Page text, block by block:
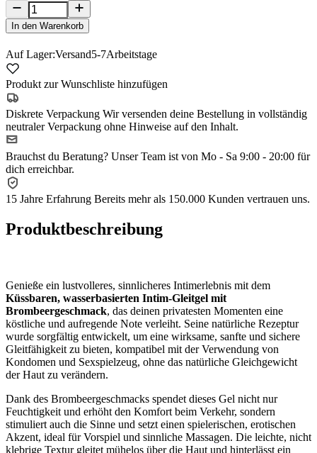
In den Warenkorb
Auf Lager:Versand5-7Arbeitstage
Produkt zur Wunschliste hinzufügen
Diskrete Verpackung Wir versenden deine Bestellung in vollständig
neutraler Verpackung ohne Hinweise auf den Inhalt.
Brauchst du Beratung? Unser Team ist von Mo - Sa 9:00 - 20:00 für
dich erreichbar.
15 Jahre Erfahrung Bereits mehr als 150.000 Kunden vertrauen uns.
Produktbeschreibung
Genieße ein lustvolleres, sinnlicheres Intimerlebnis mit dem
Küssbaren, wasserbasierten Intim-Gleitgel mit
Brombeergeschmack, das deinen privatesten Momenten eine
köstliche und aufregende Note verleiht. Seine natürliche Rezeptur
wurde sorgfältig entwickelt, um eine wirksame, sanfte und sichere
Gleitfähigkeit zu bieten, kompatibel mit der Verwendung von
Kondomen und Sexspielzeug, ohne das natürliche Gleichgewicht
der Haut zu verändern.
Dank des Brombeergeschmacks spendet dieses Gel nicht nur
Feuchtigkeit und erhöht den Komfort beim Verkehr, sondern
stimuliert auch die Sinne und setzt einen spielerischen, erotischen
Akzent, ideal für Vorspiel und sinnliche Massagen. Die leichte, nicht
klebrige Textur gleitet mühelos über die Haut und hinterlässt ein